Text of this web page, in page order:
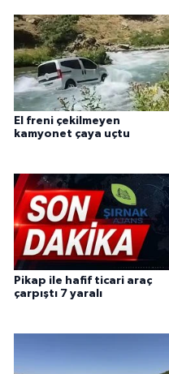
El freni çekilmeyen
kamyonet çaya uçtu
Pikap ile hafif ticari araç
çarpıştı 7 yaralı